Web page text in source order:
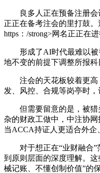
良多人正在预备注册会
正正在备考注会的里打鼓
https：/strong>网名正正在
形成了AI时代最难以被替
地不变的前提下调整所报
注会的天花板较着更高，
发、风控、合规等岗亭时
但需要留意的是，被猎头
杂的财政工做中，中注协
当ACCA持证人更适合外企
对于想正在“业财融合”范
到原则层面的深度理解。
械记账、不懂创制价值”的